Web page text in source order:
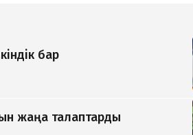
бар
жаңа талаптарды